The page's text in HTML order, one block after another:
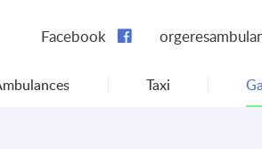
Facebook
Taxi